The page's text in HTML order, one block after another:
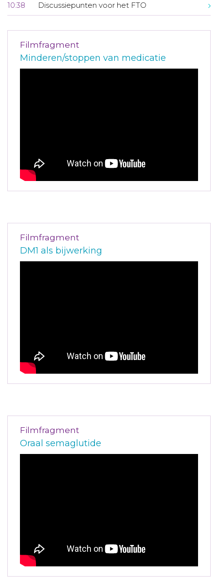
10:38 Discussiepunten voor het FTO
Filmfragment
Minderen/stoppen van medicatie
Filmfragment
DM1 als bijwerking
Filmfragment
Oraal semaglutide